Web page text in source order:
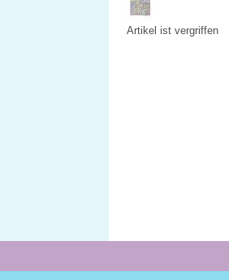
Artikel ist vergriffen